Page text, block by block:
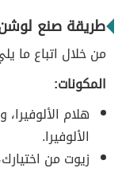
طريقة صنع لوشن
من خلال اتباع ما
المكونات:
هلام
الألوفيرا.
زيوت من